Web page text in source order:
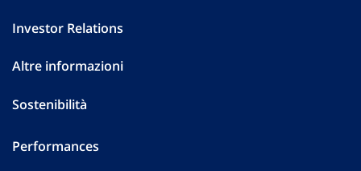
Investor Relations
Altre informazioni
Sostenibilità
Performances